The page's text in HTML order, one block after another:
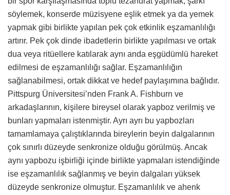
söylemek, konserde müzisyene eşlik etmek ya da yemek
yapmak gibi birlikte yapılan pek çok etkinlik eşzamanlılığı
artırır. Pek çok dinde ibadetlerin birlikte yapılması ve ortak
dua veya ritüellere katılarak aynı anda eşgüdümlü hareket
edilmesi de eşzamanlılığı sağlar. Eşzamanlılığın
sağlanabilmesi, ortak dikkat ve hedef paylaşımına bağlıdır.
Pittspurg Üniversitesi’nden Frank A. Fishburn ve
arkadaşlarının, kişilere bireysel olarak yapboz verilmiş ve
bunları yapmaları istenmiştir. Ayrı ayrı bu yapbozları
tamamlamaya çalıştıklarında bireylerin beyin dalgalarının
çok sınırlı düzeyde senkronize olduğu görülmüş. Ancak
aynı yapbozu işbirliği içinde birlikte yapmaları istendiğinde
ise eşzamanlılık sağlanmış ve beyin dalgaları yüksek
düzeyde senkronize olmuştur. Eşzamanlılık ve ahenk